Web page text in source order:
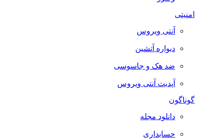
امنیتی
آنتی ویروس
دیواره آتشین
ضد هک و جاسوسی
آپدیت آنتی ویروس
گوناگون
دانلود مجله
حسابداری